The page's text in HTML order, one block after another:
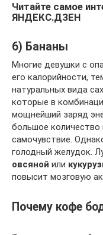
Читайте самое
ЯНДЕКС.ДЗЕН
6) Бананы
Многие девушки с
его калорийности,
натуральных вида
которые в
мощнейший заряд
большое количество
самочувствие.
голодный желудок.
овсяной или
повысит мозговую
Почему кофе